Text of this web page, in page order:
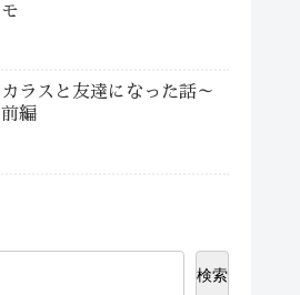
モ
カラスと友達になった話～
前編
検索